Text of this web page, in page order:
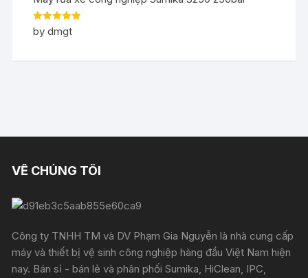
Rated5out
of 5
by dmgt
VỀ CHÚNG TÔI
Công ty TNHH TM và DV Phạm Gia Nguyễn là nhà cung cấp
máy và thiết bị vệ sinh công nghiệp hàng đầu Việt Nam hiện
nay. Bán sỉ - bán lẻ và phân phối Sumika, HiClean, IPC,